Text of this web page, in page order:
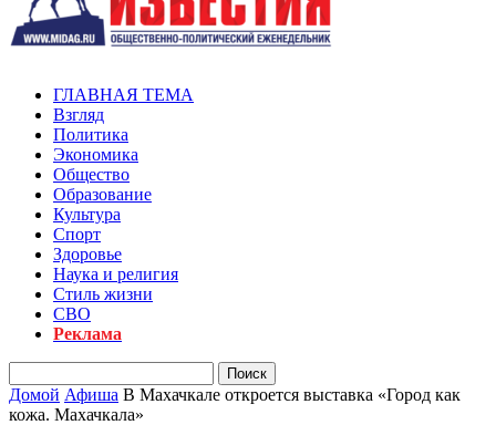
ГЛАВНАЯ ТЕМА
Взгляд
Политика
Экономика
Общество
Образование
Культура
Спорт
Здоровье
Наука и религия
Стиль жизни
СВО
Реклама
Домой Афиша В Махачкале откроется выставка «Город как
кожа. Махачкала»